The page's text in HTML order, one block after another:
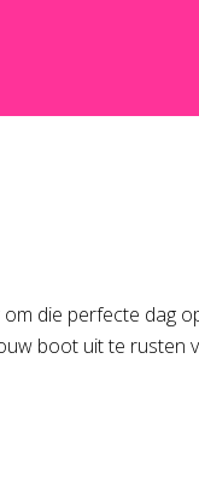
die perfecte dag
boot uit te rusten